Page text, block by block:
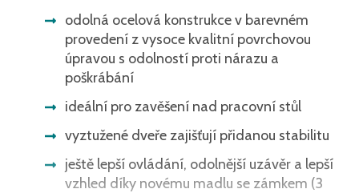
odolná ocelová konstrukce v barevném
provedení z vysoce kvalitní povrchovou
úpravou s odolností proti nárazu a
poškrábání
ideální pro zavěšení nad pracovní stůl
vyztužené dveře zajišťují přidanou stabilitu
ještě lepší ovládání, odolnější uzávěr a lepší
vzhled díky novému madlu se zámkem (3